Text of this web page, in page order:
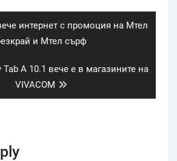
интернет с промоция на Мтел
и Мтел сърф
Tab A 10.1 вече е в магазините на
VIVACOM